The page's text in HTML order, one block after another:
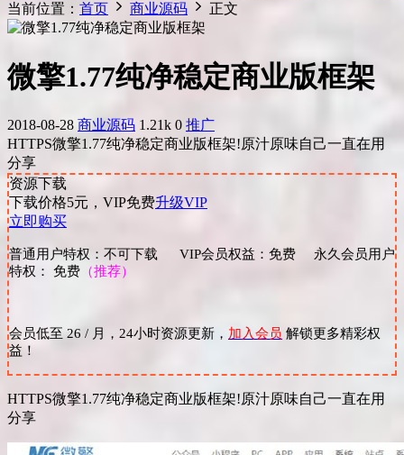
当前位置： 首页 商业源码 正文
微擎1.77纯净稳定商业版框架
2018-08-28 商业源码 1.21k 0 推广
HTTPS微擎1.77纯净稳定商业版框架!原汁原味自己一直在用
分享
资源下载
下载价格5元，VIP免费升级VIP
立即购买
普通用户特权：不可下载 VIP会员权益：免费 永久会员用户
特权： 免费 （推荐）
会员低至 26 / 月，24小时资源更新， 加入会员 解锁更多精彩权
益！
HTTPS微擎1.77纯净稳定商业版框架!原汁原味自己一直在用
分享